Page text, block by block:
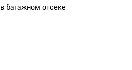
багажном отсеке